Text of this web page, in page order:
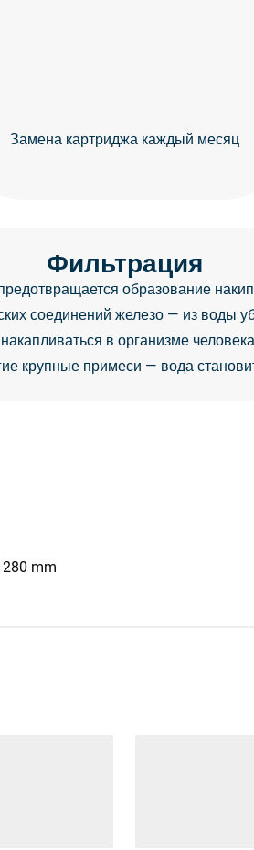
Замена картриджа каждый месяц
Фильтрация
образование
соединений железо — из воды
в организме
крупные примеси — вода
mm